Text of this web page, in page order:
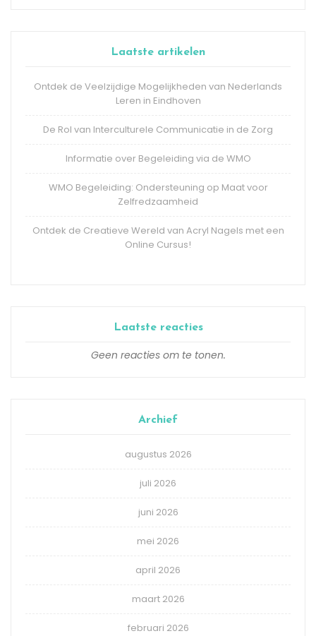
Laatste artikelen
Ontdek de Veelzijdige Mogelijkheden van Nederlands
Leren in Eindhoven
De Rol van Interculturele Communicatie in de Zorg
Informatie over Begeleiding via de WMO
WMO Begeleiding: Ondersteuning op Maat voor
Zelfredzaamheid
Ontdek de Creatieve Wereld van Acryl Nagels met een
Online Cursus!
Laatste reacties
Geen reacties om te tonen.
Archief
augustus 2026
juli 2026
juni 2026
mei 2026
april 2026
maart 2026
februari 2026